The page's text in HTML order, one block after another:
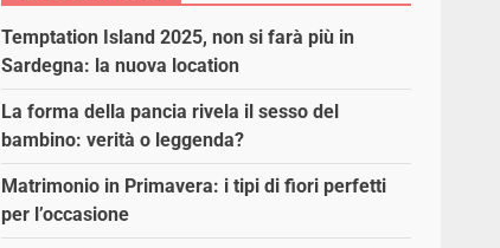
Temptation Island 2025, non si farà più in
Sardegna: la nuova location
La forma della pancia rivela il sesso del
bambino: verità o leggenda?
Matrimonio in Primavera: i tipi di fiori perfetti
per l’occasione